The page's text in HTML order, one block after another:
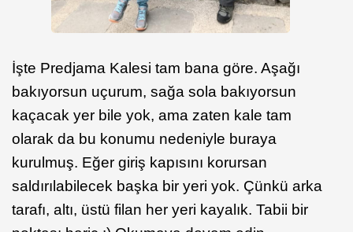
İşte Predjama Kalesi tam bana göre. Aşağı
bakıyorsun uçurum, sağa sola bakıyorsun
kaçacak yer bile yok, ama zaten kale tam
olarak da bu konumu nedeniyle buraya
kurulmuş. Eğer giriş kapısını korursan
saldırılabilecek başka bir yeri yok. Çünkü arka
tarafı, altı, üstü filan her yeri kayalık. Tabii bir